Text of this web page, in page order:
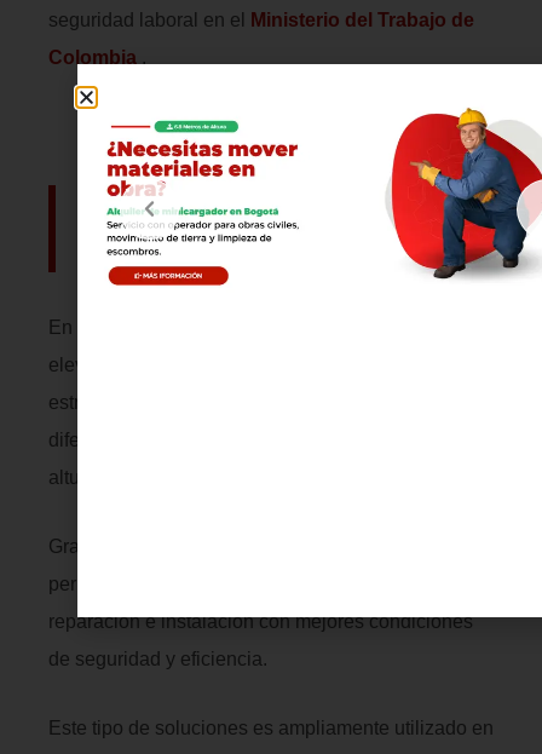
seguridad laboral en el
Ministerio del Trabajo de
Colombia .
Uso en mantenimiento
industrial
En mantenimiento industrial, los equipos de
elevación vertical facilitan el acceso seguro a
estructuras, sistemas eléctricos, iluminación y
diferentes componentes técnicos ubicados en
altura.
Gracias a su estabilidad y facilidad operativa,
permiten ejecutar actividades de inspección,
reparación e instalación con mejores condiciones
de seguridad y eficiencia.
Este tipo de soluciones es ampliamente utilizado en